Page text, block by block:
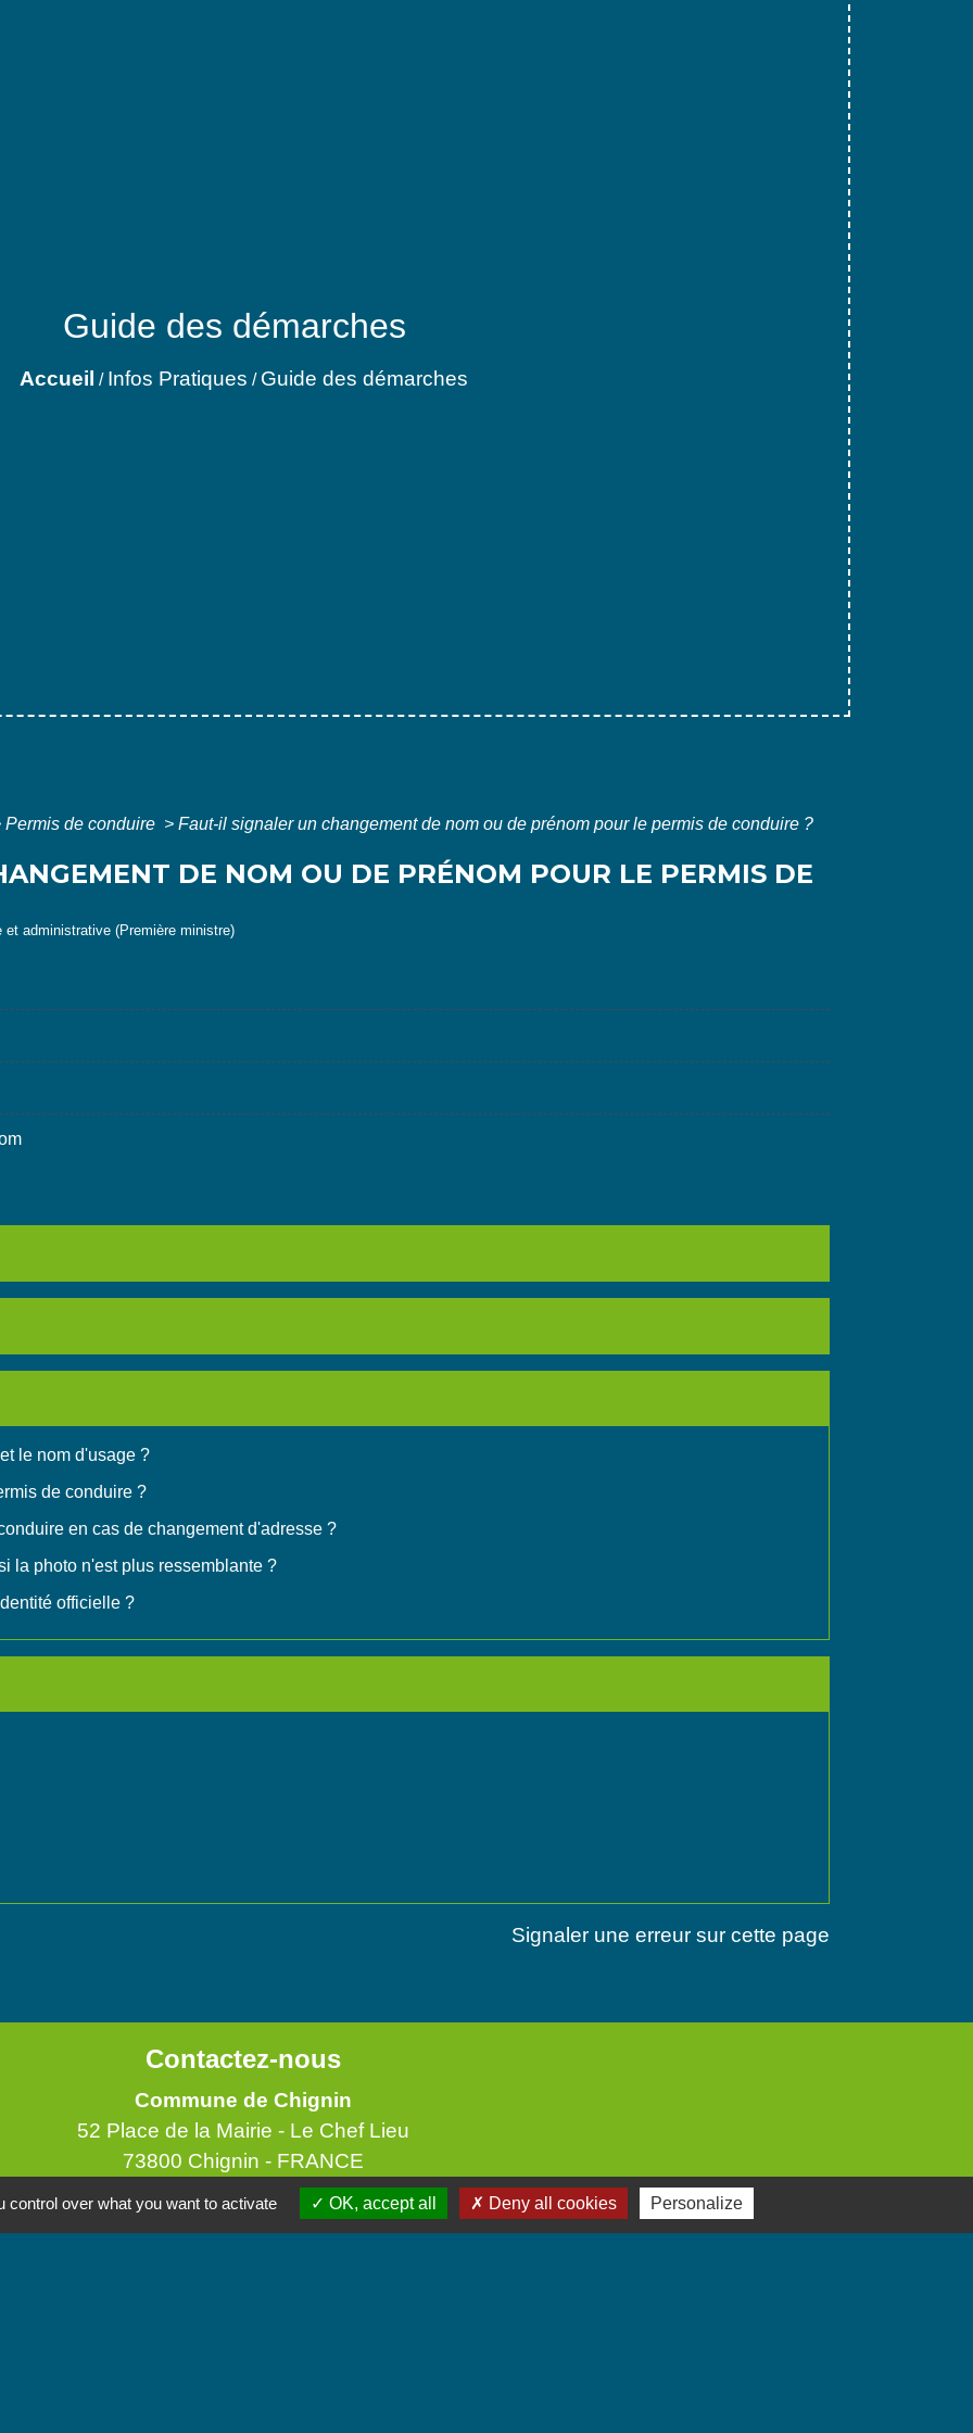
Guide des démarches
Accueil / Infos Pratiques / Guide des démarches
Permis de conduire > Faut-il signaler un changement de nom ou de prénom pour le permis de conduire ?
DE NOM OU DE PRÉNOM POUR LE PERMIS DE
administrative (Première ministre)
le nom d'usage ?
de conduire ?
en cas de changement d'adresse ?
la photo n'est plus ressemblante ?
officielle ?
Signaler une erreur sur cette page
Contactez-nous
Commune de Chignin
52 Place de la Mairie - Le Chef Lieu
73800 Chignin - FRANCE
+33 4 79 28 10 12
over what you want to activate OK, accept all Deny all cookies Personalize